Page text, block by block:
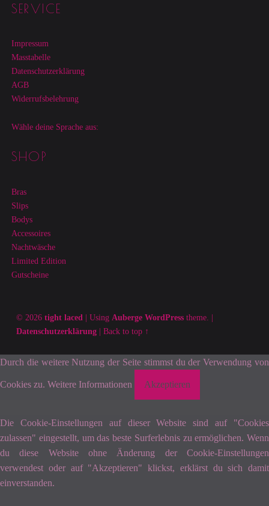
SERVICE
Impressum
Masstabelle
Datenschutzerklärung
AGB
Widerrufsbelehrung
Wähle deine Sprache aus:
SHOP
Bras
Slips
Bodys
Accessoires
Nachtwäsche
Limited Edition
Gutscheine
© 2026 tight laced | Using Auberge WordPresstheme. |
Datenschutzerklärung | Back to top ↑
Durch die weitere Nutzung der Seite stimmst du der Verwendung von
Cookies zu. Weitere Informationen Akzeptieren
Die Cookie-Einstellungen auf dieser Website sind auf "Cookies
zulassen" eingestellt, um das beste Surferlebnis zu ermöglichen. Wenn
du diese Website ohne Änderung der Cookie-Einstellungen
verwendest oder auf "Akzeptieren" klickst, erklärst du sich damit
einverstanden.